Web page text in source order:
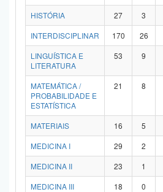
HISTÓRIA
27 3
INTERDISCIPLINAR
170 26
LINGUÍSTICA E
LITERATURA
53 9
MATEMÁTICA /
PROBABILIDADE E
ESTATÍSTICA
21 8
MATERIAIS 16 5
MEDICINA I
29 2
MEDICINA II
23 1
MEDICINA III
18 0